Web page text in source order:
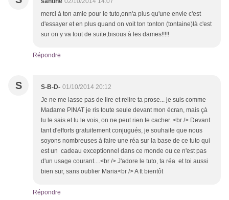
merci à ton amie pour le tuto,onn'a plus qu'une envie c'est
d'essayer et en plus quand on voit ton tonton (tontaine)là c'est
sur on y va tout de suite,bisous à les dames!!!!!
Répondre
S S-B-D- 01/10/2014 20:12
Je ne me lasse pas de lire et relire ta prose... je suis comme
Madame PINAT je ris toute seule devant mon écran, mais çà
tu le sais et tu le vois, on ne peut rien te cacher..<br /> Devant
tant d'efforts gratuitement conjugués, je souhaite que nous
soyons nombreuses à faire une réa sur la base de ce tuto qui
est un cadeau exceptionnel dans ce monde ou ce n'est pas
d'un usage courant....<br /> J'adore le tuto, ta réa et toi aussi
bien sur, sans oublier Maria<br /> A tt bientôt
Répondre